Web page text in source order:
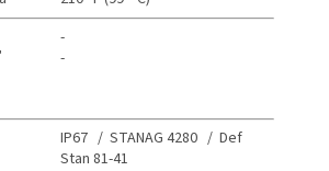
-
-
IP67 / STANAG 4280 / Def
Stan 81-41